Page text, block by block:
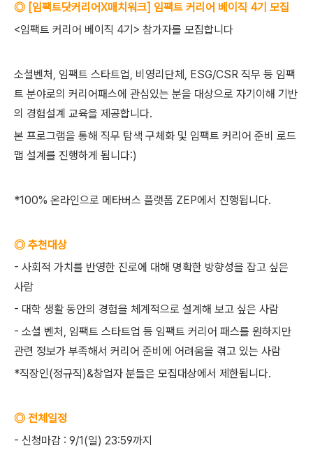
◎ [임팩트닷커리어X매치워크] 임팩트 커리어 베이직 4기 모집
<임팩트 커리어 베이직 4기> 참가자를 모집합니다
소셜벤처, 임팩트 스타트업, 비영리단체, ESG/CSR 직무 등 임팩
트 분야로의 커리어패스에 관심있는 분을 대상으로 자기이해 기반
의 경험설계 교육을 제공합니다.
본 프로그램을 통해 직무 탐색 구체화 및 임팩트 커리어 준비 로드
맵 설계를 진행하게 됩니다:)
*100% 온라인으로 메타버스 플랫폼 ZEP에서 진행됩니다.
◎ 추천대상
- 사회적 가치를 반영한 진로에 대해 명확한 방향성을 잡고 싶은
사람
- 대학 생활 동안의 경험을 체계적으로 설계해 보고 싶은 사람
- 소셜 벤처, 임팩트 스타트업 등 임팩트 커리어 패스를 원하지만
관련 정보가 부족해서 커리어 준비에 어려움을 겪고 있는 사람
*직장인(정규직)&창업자 분들은 모집대상에서 제한됩니다.
◎ 전체일정
- 신청마감 : 9/1(일) 23:59까지